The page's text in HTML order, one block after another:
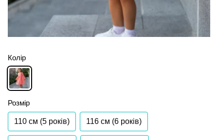
Колір
Розмір
110 см (5 років) 116 см (6 років)